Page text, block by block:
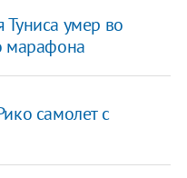
умер во
марафона
самолет с